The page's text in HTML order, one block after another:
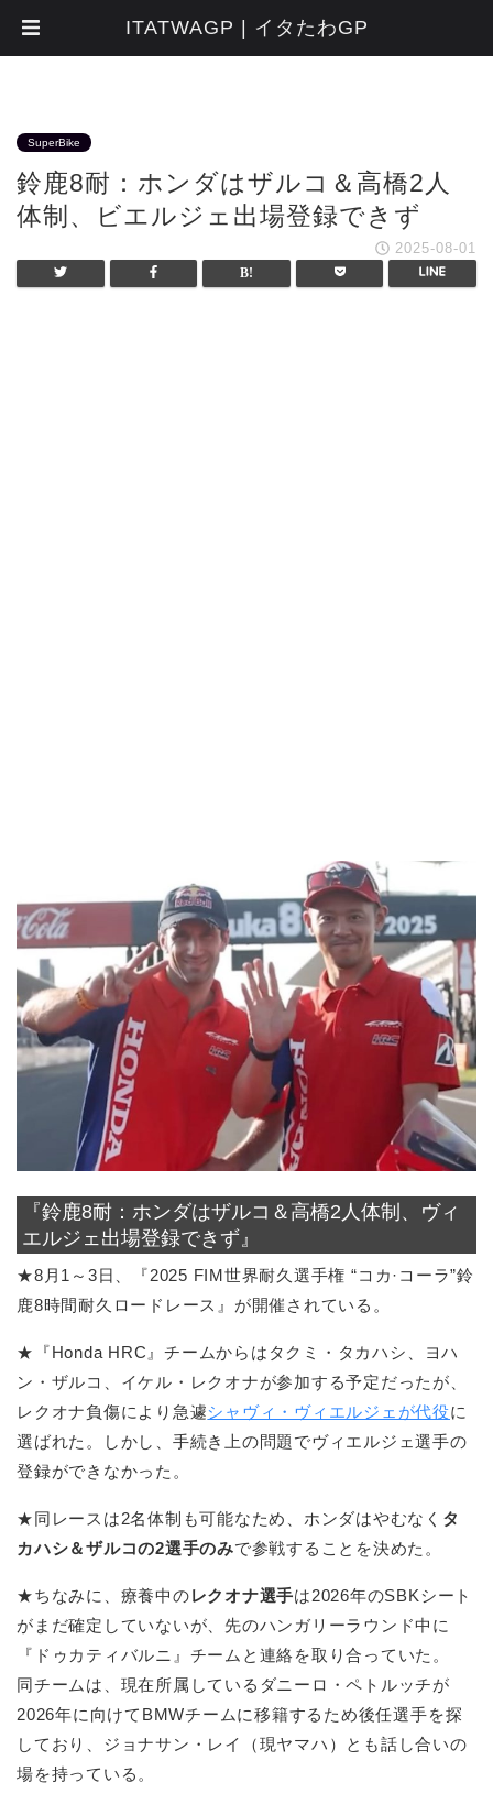
SuperBike
鈴鹿8耐：ホンダはザルコ＆高橋2人
体制、ビエルジェ出場登録できず
2025-08-01
『鈴鹿8耐：ホンダはザルコ＆高橋2人体制、ヴィ
エルジェ出場登録できず』
★8月1～3日、『2025 FIM世界耐久選手権 “コカ·コーラ”鈴
鹿8時間耐久ロードレース』が開催されている。
★『Honda HRC』チームからはタクミ・タカハシ、ヨハ
ン・ザルコ、イケル・レクオナが参加する予定だったが、
レクオナ負傷により急遽シャヴィ・ヴィエルジェが代役に
選ばれた。しかし、手続き上の問題でヴィエルジェ選手の
登録ができなかった。
★同レースは2名体制も可能なため、ホンダはやむなく タ
カハシ＆ザルコの2選手のみで参戦することを決めた。
★ちなみに、療養中のレクオナ選手は2026年のSBKシート
がまだ確定していないが、先のハンガリーラウンド中に
『ドゥカティバルニ』チームと連絡を取り合っていた。
同チームは、現在所属しているダニーロ・ペトルッチが
2026年に向けてBMWチームに移籍するため後任選手を探
しており、ジョナサン・レイ（現ヤマハ）とも話し合いの
場を持っている。
ITATWAGP | イタたわGP